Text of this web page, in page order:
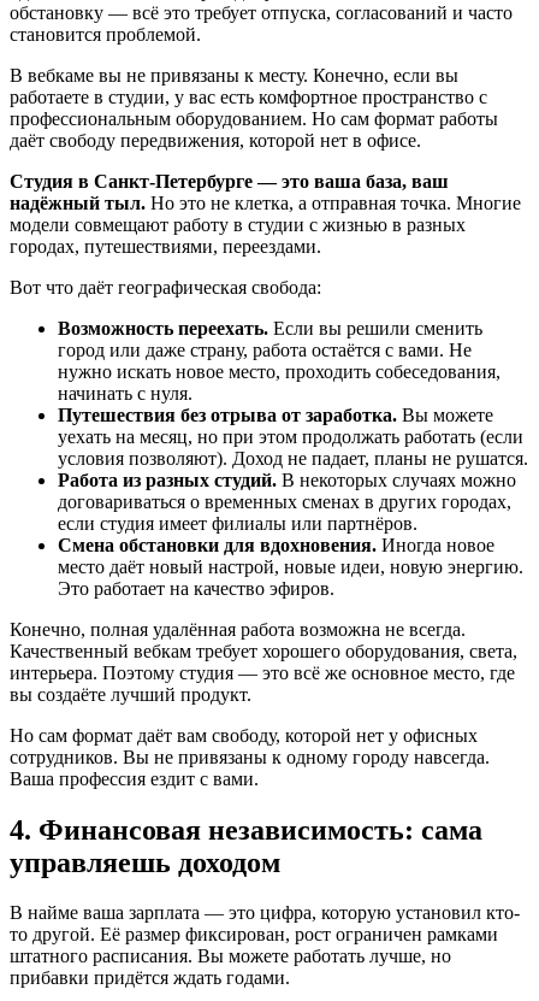
обстановку — всё это требует отпуска, согласований и часто
становится проблемой.
В вебкаме вы не привязаны к месту. Конечно, если вы
работаете в студии, у вас есть комфортное пространство с
профессиональным оборудованием. Но сам формат работы
даёт свободу передвижения, которой нет в офисе.
Студия в Санкт-Петербурге — это ваша база, ваш
надёжный тыл. Но это не клетка, а отправная точка. Многие
модели совмещают работу в студии с жизнью в разных
городах, путешествиями, переездами.
Вот что даёт географическая свобода:
Возможность переехать. Если вы решили сменить
город или даже страну, работа остаётся с вами. Не
нужно искать новое место, проходить собеседования,
начинать с нуля.
Путешествия без отрыва от заработка. Вы можете
уехать на месяц, но при этом продолжать работать (если
условия позволяют). Доход не падает, планы не рушатся.
Работа из разных студий. В некоторых случаях можно
договариваться о временных сменах в других городах,
если студия имеет филиалы или партнёров.
Смена обстановки для вдохновения. Иногда новое
место даёт новый настрой, новые идеи, новую энергию.
Это работает на качество эфиров.
Конечно, полная удалённая работа возможна не всегда.
Качественный вебкам требует хорошего оборудования, света,
интерьера. Поэтому студия — это всё же основное место, где
вы создаёте лучший продукт.
Но сам формат даёт вам свободу, которой нет у офисных
сотрудников. Вы не привязаны к одному городу навсегда.
Ваша профессия ездит с вами.
4. Финансовая независимость: сама
управляешь доходом
В найме ваша зарплата — это цифра, которую установил кто-
то другой. Её размер фиксирован, рост ограничен рамками
штатного расписания. Вы можете работать лучше, но
прибавки придётся ждать годами.